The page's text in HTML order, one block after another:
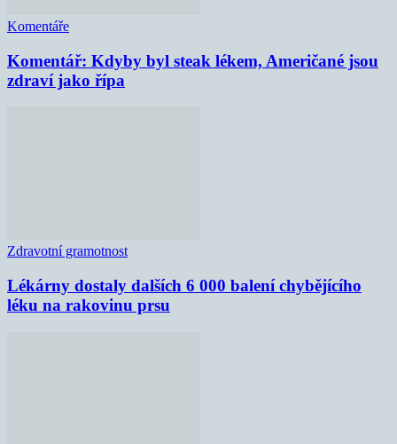
Komentáře
Komentář: Kdyby byl steak lékem, Američané jsou
zdraví jako řípa
Zdravotní gramotnost
Lékárny dostaly dalších 6 000 balení chybějícího
léku na rakovinu prsu